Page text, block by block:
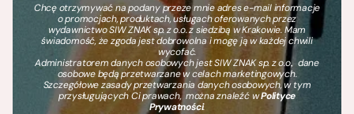
Chcę otrzymywać na podany przeze mnie adres e-mail informacje
o promocjach, produktach, usługach oferowanych przez
wydawnictwo SIW ZNAK sp. z o.o. z siedzibą w Krakowie. Mam
świadomość, że zgoda jest dobrowolna i mogę ją w każdej chwili
wycofać.
Administratorem danych osobowych jest SIW ZNAK sp. z o.o., dane
osobowe będą przetwarzane w celach marketingowych.
Szczegółowe zasady przetwarzania danych osobowych, w tym
przysługujących Ci prawach, można znaleźć wPolityce
Prywatności.